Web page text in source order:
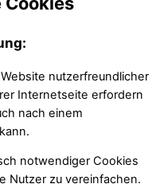
nutzerfreundlicher
Internetseite erfordern
nach einem
notwendiger Cookies
Nutzer zu vereinfachen.